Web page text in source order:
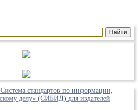
стандартов по информации,
делу» (СИБИД) для издателей